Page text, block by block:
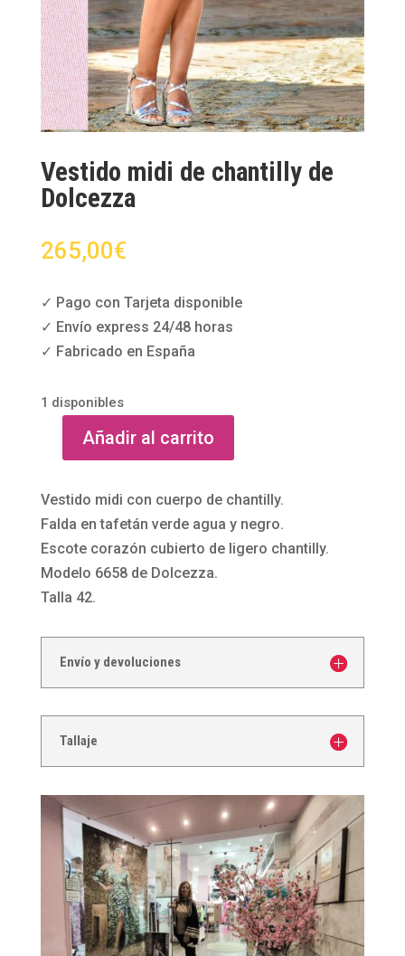
Vestido midi de chantilly de
Dolcezza
265,00€
✓ Pago con Tarjeta disponible
✓ Envío express 24/48 horas
✓ Fabricado en España
1 disponibles
Vestido
de
chantilly
de
Dolcezza
cantidad
Añadir al carrito
Vestido midi con cuerpo de chantilly.
Falda en tafetán verde agua y negro.
Escote corazón cubierto de ligero chantilly.
Modelo 6658 de Dolcezza.
Talla 42.
Envío y devoluciones
Tallaje